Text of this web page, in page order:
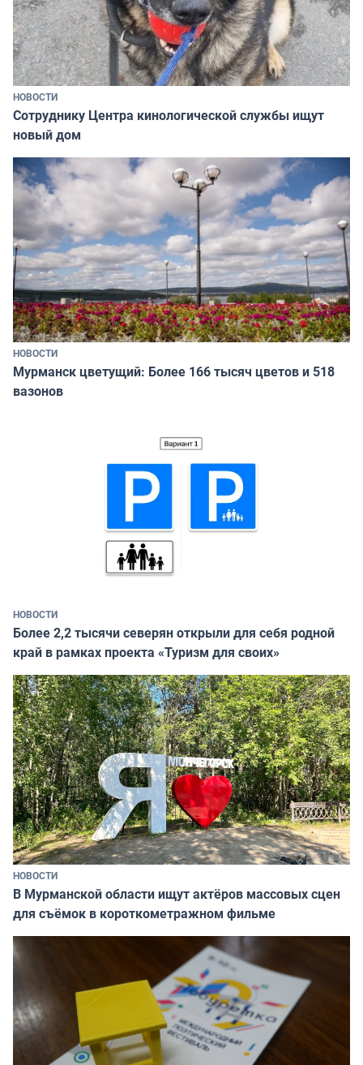
НОВОСТИ
Сотруднику Центра кинологической службы ищут
новый дом
НОВОСТИ
Мурманск цветущий: Более 166 тысяч цветов и 518
вазонов
НОВОСТИ
Более 2,2 тысячи северян открыли для себя родной
край в рамках проекта «Туризм для своих»
НОВОСТИ
В Мурманской области ищут актёров массовых сцен
для съёмок в короткометражном фильме